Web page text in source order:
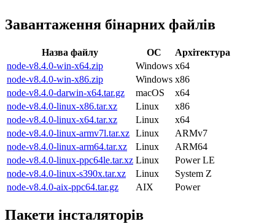
Завантаження бінарних файлів
Назва файлу ОС
Архітектура
node-v8.4.0-win-x64.zip
Windows x64
node-v8.4.0-win-x86.zip
Windows x86
node-v8.4.0-darwin-x64.tar.gz
macOS
x64
node-v8.4.0-linux-x86.tar.xz
Linux
x86
node-v8.4.0-linux-x64.tar.xz
Linux
x64
node-v8.4.0-linux-armv7l.tar.xz Linux
ARMv7
node-v8.4.0-linux-arm64.tar.xz
Linux
ARM64
node-v8.4.0-linux-ppc64le.tar.xz Linux
Power LE
node-v8.4.0-linux-s390x.tar.xz
Linux
System Z
node-v8.4.0-aix-ppc64.tar.gz
AIX Power
Пакети інсталяторів